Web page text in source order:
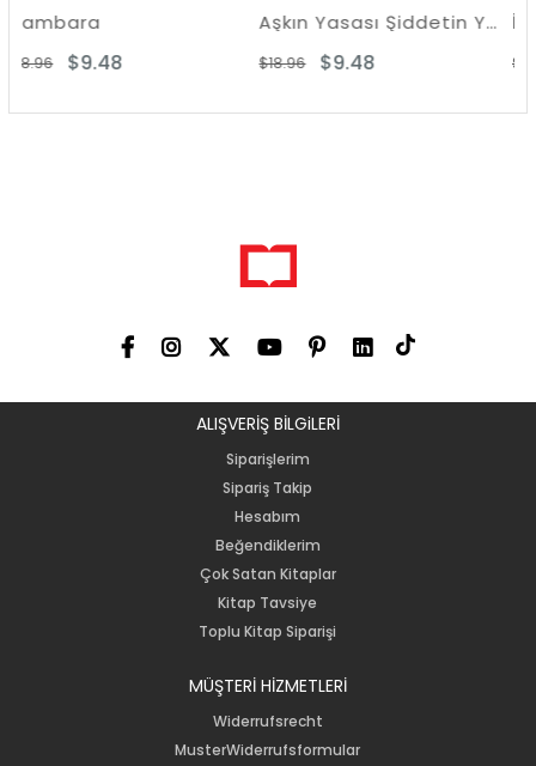
Aşkın Yasası Şiddetin Yasası
$9.48
İnsan Ne ile
ALIŞVERİŞ BİLGiLERİ
Siparişlerim
Sipariş Takip
Hesabım
Beğendiklerim
Çok Satan Kitaplar
Kitap Tavsiye
Toplu Kitap Siparişi
MÜŞTERİ HİZMETLERİ
Widerrufsrecht
MusterWiderrufsformular